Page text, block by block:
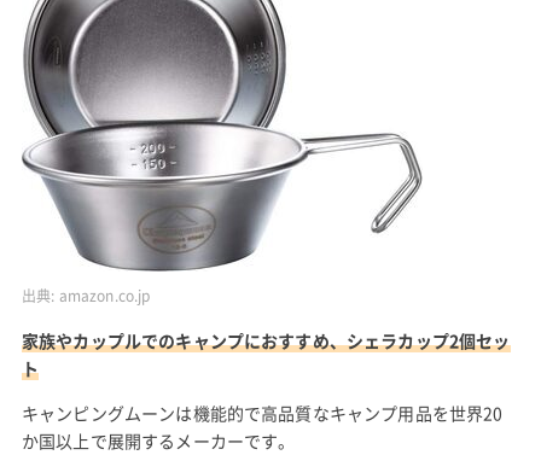
出典: amazon.co.jp
家族やカップルでのキャンプにおすすめ、シェラカップ2個セッ
ト
キャンピングムーンは機能的で高品質なキャンプ用品を世界20
か国以上で展開するメーカーです。